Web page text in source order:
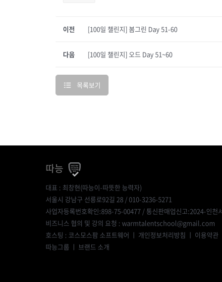
이전 [100일 챌린지] 봄그린 Day 51-60
[100일 챌린지] 오드 Day 51~60
다음
목록보기
따능
대표 : 최창현(따능이-따뜻한 능력자)
서울시 강남구 선릉로92길 28 / 010-3236-5271
사업자등록번호확인:898-75-00477 / 통신판매업신고:2024-인천
비즈니스 협의 및 강의 요청 : warmtalentschool@gmail.com
호스팅 : 코스모스팜 소프트웨어 ㅣ 개인정보처리방침 ㅣ 이용약관
따능그룹 ㅣ 브랜드 소개